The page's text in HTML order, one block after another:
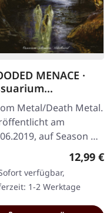
MENACE ·
| CD
Metal/Death Metal.
am
auf Season Of
CD mit 12-seitigem
'Ossuarium
Unhallowed'
12,99 €
verfügbar,
1-2 Werktage